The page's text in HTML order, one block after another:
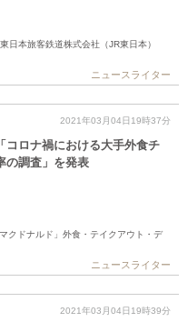
日本旅客鉄道株式会社（JR東日本）
ニュースライター
2021年03月04日19時37分
コロナ禍における大手外食チ
の調査」を発表
クドナルド」外食・テイクアウト・デ
ニュースライター
2021年03月04日19時39分